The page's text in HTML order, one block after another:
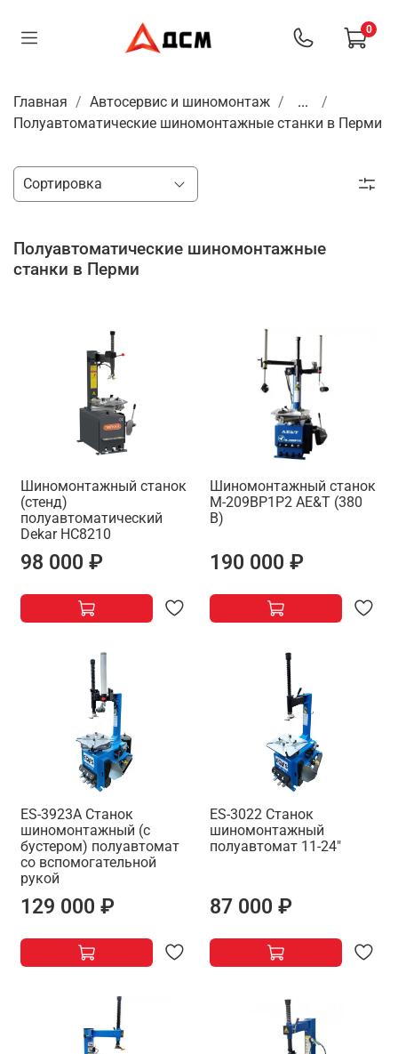
0
Главная Автосервис и шиномонтаж
...
Полуавтоматические шиномонтажные станки в Перми
Полуавтоматические шиномонтажные
станки в Перми
Шиномонтажный станок
(стенд)
полуавтоматический
Dekar HC8210
98 000 ₽
Шиномонтажный станок
M-209BP1P2 AE&T (380
В)
190 000 ₽
ES-3923A Станок
шиномонтажный (с
бустером) полуавтомат
со вспомогательной
рукой
129 000 ₽
ES-3022 Станок
шиномонтажный
полуавтомат 11-24"
87 000 ₽